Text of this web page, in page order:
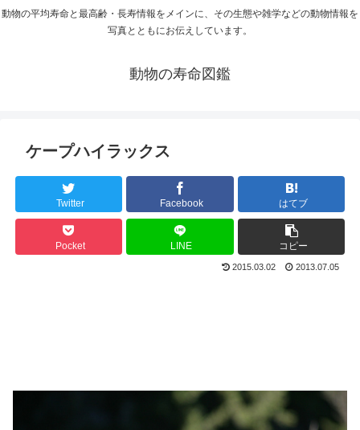
動物の平均寿命と最高齢・長寿情報をメインに、その生態や雑学などの動物情報を
写真とともにお伝えしています。
動物の寿命図鑑
ケープハイラックス
Twitter Facebook はてブ
Pocket LINE コピー
2015.03.02 2013.07.05